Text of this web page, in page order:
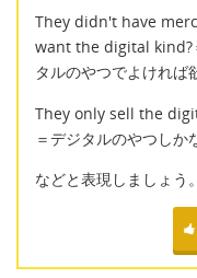
They didn't have
want the digital kind?
タルのやつでよければ
They only sell the
＝デジタルのやつしか
などと表現しましょう。